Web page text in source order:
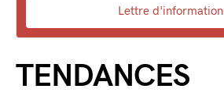
Lettre d'information
TENDANCES